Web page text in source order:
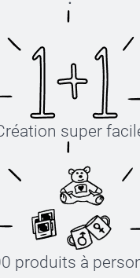
super
produits à